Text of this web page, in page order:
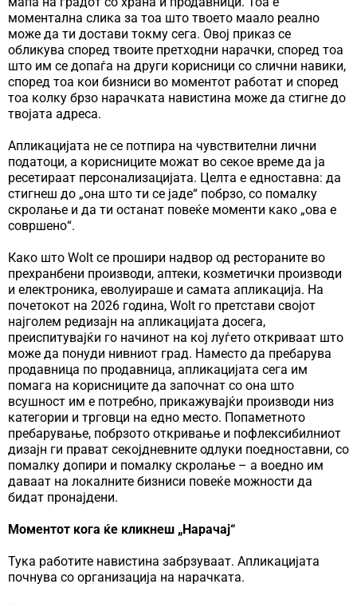
моментална слика за тоа што твоето маало реално
може да ти достави токму сега. Овој приказ се
обликува според твоите претходни нарачки, според тоа
што им се допаѓа на други корисници со слични навики,
според тоа кои бизниси во моментот работат и според
тоа колку брзо нарачката навистина може да стигне до
твојата адреса.
Апликацијата не се потпира на чувствителни лични
податоци, а корисниците можат во секое време да ја
ресетираат персонализацијата. Целта е едноставна: да
стигнеш до „она што ти се јаде“ побрзо, со помалку
скролање и да ти останат повеќе моменти како „ова е
совршено“.
Како што Wolt се прошири надвор од рестораните во
прехранбени производи, аптеки, козметички производи
и електроника, еволуираше и самата апликација. На
почетокот на 2026 година, Wolt го претстави својот
најголем редизајн на апликацијата досега,
преиспитувајќи го начинот на кој луѓето откриваат што
може да понуди нивниот град. Наместо да пребарува
продавница по продавница, апликацијата сега им
помага на корисниците да започнат со она што
всушност им е потребно, прикажувајќи производи низ
категории и трговци на едно место. Попаметното
пребарување, побрзото откривање и пофлексибилниот
дизајн ги прават секојдневните одлуки поедноставни, со
помалку допири и помалку скролање – а воедно им
даваат на локалните бизниси повеќе можности да
бидат пронајдени.
Моментот кога ќе кликнеш „Нарачај“
Тука работите навистина забрзуваат. Апликацијата
почнува со организација на нарачката.